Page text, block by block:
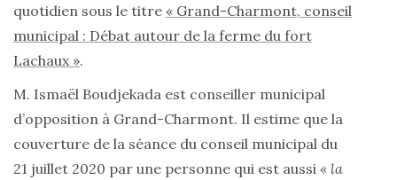
quotidien sous le titre « Grand-Charmont, conseil
municipal : Débat autour de la ferme du fort
Lachaux ».
M. Ismaël Boudjekada est conseiller municipal
d’opposition à Grand-Charmont. Il estime que la
couverture de la séance du conseil municipal du
21 juillet 2020 par une personne qui est aussi « la